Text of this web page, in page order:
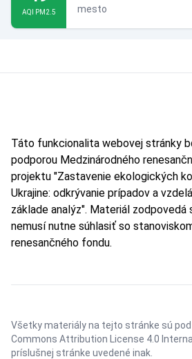
AQI PM2.5 mesto
Táto funkcionalita webovej stránky
podporou Medzinárodného
projektu "Zastavenie ekologických
Ukrajine: odkrývanie prípadov a
základe analýz". Materiál zodpovedá
nemusí nutne súhlasiť so
renesančného fondu.
Všetky materiály na tejto stránke sú
Commons Attribution License 4.0
príslušnej stránke uvedené inak.